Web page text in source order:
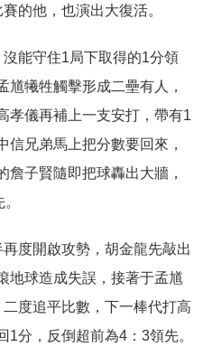
的他，也演出大復活。
能守住1局下取得的1分領
馗犧牲觸擊形成二壘有人，
孝儀再補上一支安打，帶有1
信兄弟馬上把分數要回來，
詹子賢隨即把球轟出大牆，
度開啟攻勢，胡金龍先敲出
地球造成失誤，接著于孟馗
度追平比數，下一棒代打高
1分，反倒超前為4：3領先。